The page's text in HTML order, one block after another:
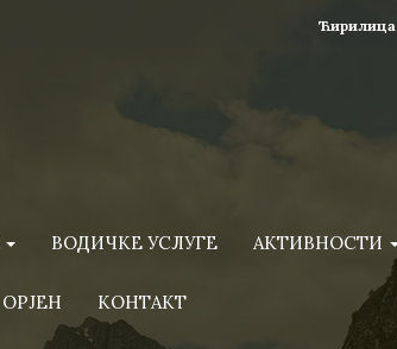
Ћирилица
ВОДИЧКЕ УСЛУГЕ АКТИВНОСТИ
ОРЈЕН КОНТАКТ